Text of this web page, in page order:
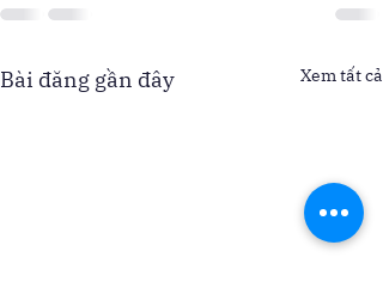
Bài đăng gần đây Xem tất cả